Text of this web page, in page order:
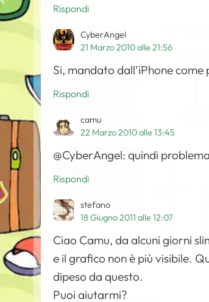
Rispondi
CyberAngel
21 Marzo 2010 alle 21:56
Si, mandato dall’iPhone come
Rispondi
camu
22 Marzo 2010 alle 13:45
@CyberAngel: quindi
Rispondi
stefano
18 Giugno 2011 alle 12:07
Ciao Camu, da alcuni giorni
e il grafico non è più visibile.
dipeso da questo.
Puoi aiutarmi?